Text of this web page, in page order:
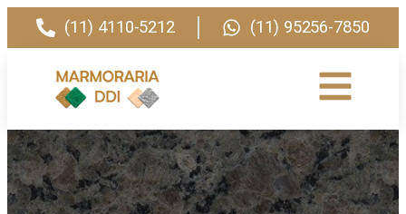
(11) 4110-5212 (11) 95256-7850